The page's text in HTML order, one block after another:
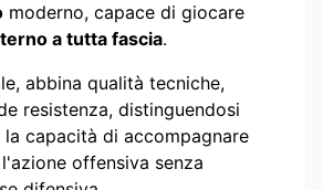
moderno, capace di giocare
a tutta fascia.
abbina qualità tecniche,
resistenza, distinguendosi
capacità di accompagnare
offensiva senza